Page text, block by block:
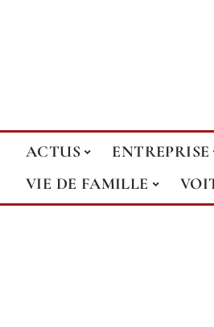
ACTUS ENTREPRISE
VIE DE FAMILLE